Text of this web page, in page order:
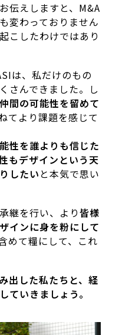
伝えしますと、M&A
変わっておりません
こしたわけではあり
は、私だけのもの
さんできました。し
間の可能性を留めて
てより課題を感じて
性を誰よりも信じた
もデザインという天
したい と本気で思い
継を行い、より皆様
インに身を粉にして
めて糧にして、これ
出した私たちと、経
ていきましょう。